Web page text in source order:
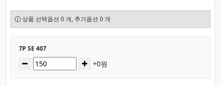
상품 선택옵션 0 개, 추가옵션 0 개
선택된 옵션
7P SE 407
수량감소 증가+0원